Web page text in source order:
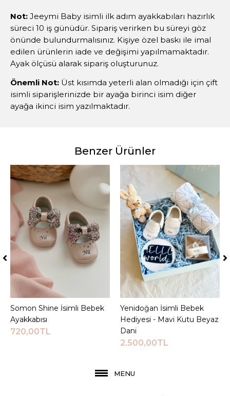
Not: Jeeymi Baby isimli ilk adım ayakkabıları hazırlık
süreci 10 iş günüdür. Sipariş verirken bu süreyi göz
önünde bulundurmalısınız. Kişiye özel baskı ile imal
edilen ürünlerin iade ve değişimi yapılmamaktadır.
Ayak ölçüsü alarak sipariş oluşturunuz.
Önemli Not: Üst kısımda yeterli alan olmadığı için çift
isimli siparişlerinizde bir ayağa birinci isim diğer
ayağa ikinci isim yazılmaktadır.
Benzer Ürünler
Sepete Ekle
Somon Shine İsimli Bebek
Ayakkabısı
720,00TL
Sepete Ekle
Yenidoğan İsimli Bebek
Hediyesi - Mavi Kutu Beyaz
Dani
2.500,00TL
MENU